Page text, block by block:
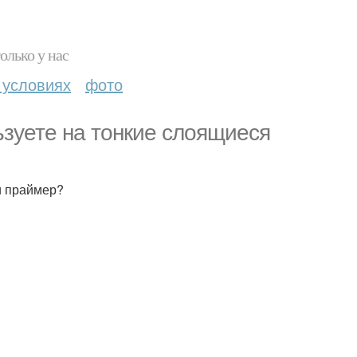
у нас
фото
на тонкие слоящиеся
праймер?